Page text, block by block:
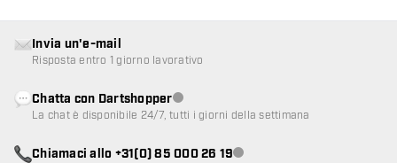
Invia un'e-mail
Risposta entro 1 giorno lavorativo
Chatta con DartshopperServizio clienti non disponibile
La chat è disponibile 24/7, tutti i giorni della settimana
Chiamaci allo +31(0) 85 000 26 19Servizio clienti non disponibile